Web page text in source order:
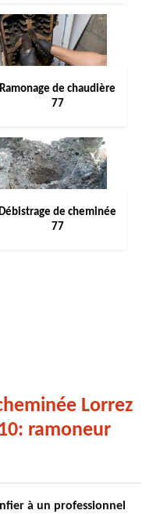
Ramonage de chaudière
77
Débistrage de cheminée
77
Lorrez
ramoneur
à un professionnel